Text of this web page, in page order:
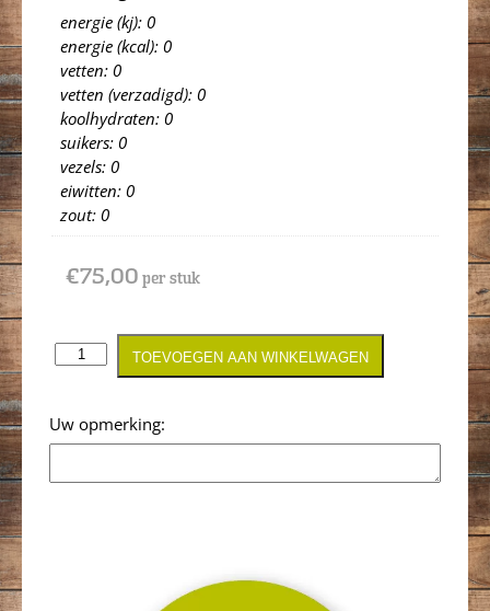
energie (kj): 0
energie (kcal): 0
vetten: 0
vetten (verzadigd): 0
koolhydraten: 0
suikers: 0
vezels: 0
eiwitten: 0
zout: 0
€75,00 per stuk
Opmerking
TOEVOEGEN AAN WINKELWAGEN